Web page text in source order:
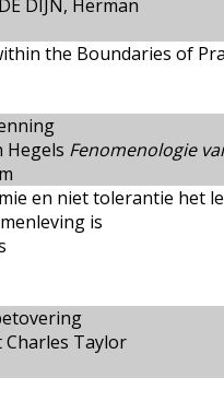
DIJN, Herman
the Boundaries of
Hegels Fenomenologie
en niet tolerantie het
is
Charles Taylor